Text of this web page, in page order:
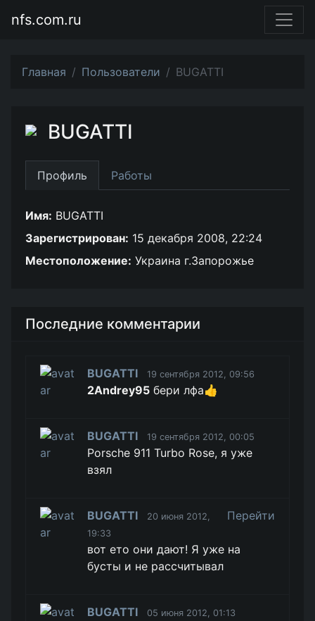
nfs.com.ru
Главная Пользователи BUGATTI
BUGATTI
Профиль Работы
Имя: BUGATTI
Зарегистрирован: 15 декабря 2008, 22:24
Местоположение: Украина г.Запорожье
Последние комментарии
BUGATTI 19 сентября 2012, 09:56
2Andrey95 бери лфа👍
BUGATTI 19 сентября 2012, 00:05
Porsche 911 Turbo Rose, я уже
взял
BUGATTI
20 июня 2012,
19:33
Перейти
вот ето они дают! Я уже на
бусты и не рассчитывал
BUGATTI 05 июня 2012, 01:13